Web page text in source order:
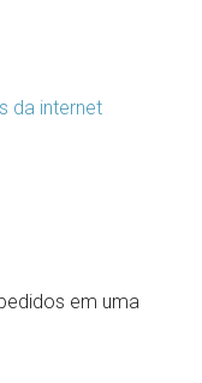
da internet
em uma